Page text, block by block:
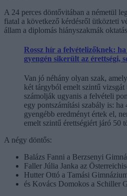
A 24 perces döntővitában a németül
fiatal a következő kérdésről ütközteti
állam a diplomás hiányszakmák
Rossz hír a felvételizőknek:
gyengén sikerült az érettségi,
Van jó néhány olyan szak,
két tárgyból emelt szintű vizsgát
számolják ugyanis a felvételi
egy pontszámítási szabály is: ha
gyengébb eredményt értek el,
emelt szintű érettségiért járó 50
A négy döntős:
Balázs Fanni a Berzsenyi
Faller Júlia Janka az
Hutter Ottó a Tamási
és Kovács Domokos a Schiller